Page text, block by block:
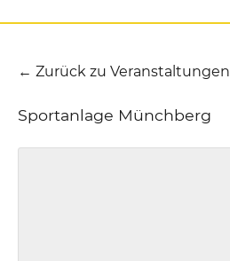
← Zurück zu Veranstaltungen
Sportanlage Münchberg